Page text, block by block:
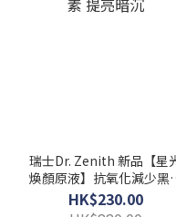
瑞士Dr. Zenith 新品【星
煥顏原液】抗氧化減少黑
素 提亮暗沉
HK$230.00